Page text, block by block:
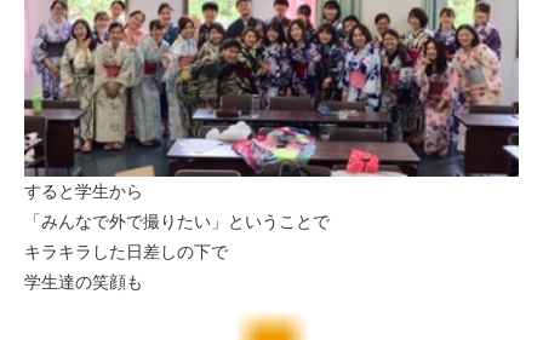
すると学生から
「みんなで外で撮りたい」ということで
キラキラした日差しの下で
学生達の笑顔も